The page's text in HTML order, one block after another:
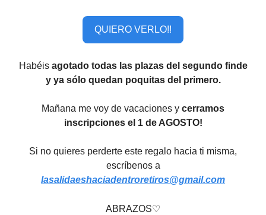
QUIERO VERLO!!
Habéis agotado todas las plazas del segundo finde
y ya sólo quedan poquitas del primero.
Mañana me voy de vacaciones y cerramos
inscripciones el 1 de AGOSTO!
Si no quieres perderte este regalo hacia ti misma,
escríbenos a
lasalidaeshaciadentroretiros@gmail.com
ABRAZOS♡